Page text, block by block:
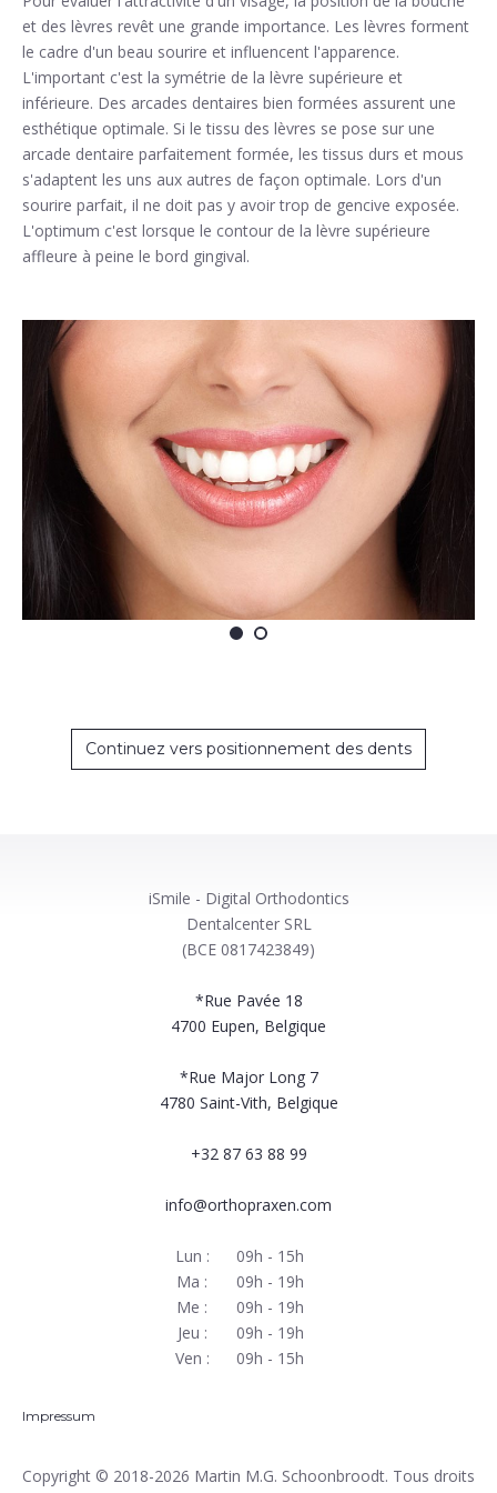
et des lèvres revêt une grande importance. Les lèvres forment
le cadre d'un beau sourire et influencent l'apparence.
L'important c'est la symétrie de la lèvre supérieure et
inférieure. Des arcades dentaires bien formées assurent une
esthétique optimale. Si le tissu des lèvres se pose sur une
arcade dentaire parfaitement formée, les tissus durs et mous
s'adaptent les uns aux autres de façon optimale. Lors d'un
sourire parfait, il ne doit pas y avoir trop de gencive exposée.
L'optimum c'est lorsque le contour de la lèvre supérieure
affleure à peine le bord gingival.
Continuez vers positionnement des dents
iSmile - Digital Orthodontics
Dentalcenter SRL
(BCE 0817423849)
*Rue Pavée 18
4700 Eupen, Belgique
*Rue Major Long 7
4780 Saint-Vith, Belgique
+32 87 63 88 99
info@orthopraxen.com
Lun :
09h - 15h
Ma :
09h - 19h
Me :
09h - 19h
Jeu :
09h - 19h
Ven :
09h - 15h
Impressum
Copyright © 2018-2026 Martin M.G. Schoonbroodt. Tous droits